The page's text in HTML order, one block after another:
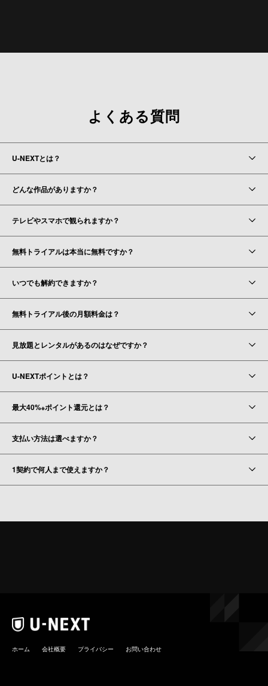
よくある質問
U-NEXTとは？
どんな作品がありますか？
テレビやスマホで観られますか？
無料トライアルは本当に無料ですか？
いつでも解約できますか？
無料トライアル後の月額料金は？
見放題とレンタルがあるのはなぜですか？
U-NEXTポイントとは？
最大40%※ポイント還元とは？
支払い方法は選べますか？
1契約で何人まで使えますか？
ホーム 会社概要 プライバシー お問い合わせ